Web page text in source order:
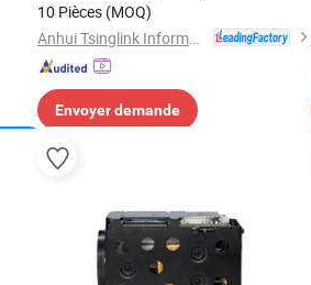
10 Pièces (MOQ)
Envoyer demande